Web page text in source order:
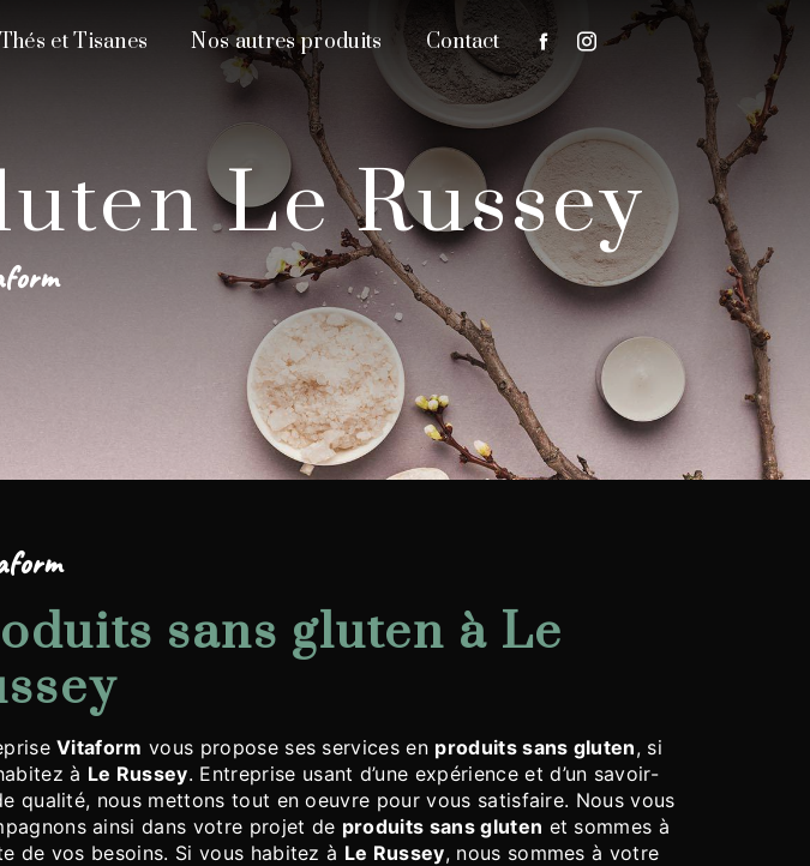
Thés et Tisanes Nos autres produits Contact
Le Russey
Vitaform vous propose ses services en produits sans gluten, si
à Le Russey. Entreprise usant d’une expérience et d’un savoir-
qualité, nous mettons tout en oeuvre pour vous satisfaire. Nous vous
ainsi dans votre projet de produits sans gluten et sommes à
de vos besoins. Si vous habitez à Le Russey, nous sommes à votre